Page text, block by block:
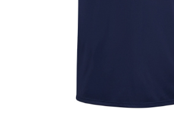
Bli medlem i Club Miixi
Glömt ditt lösenord?
Ansök om att bli B2B-kund